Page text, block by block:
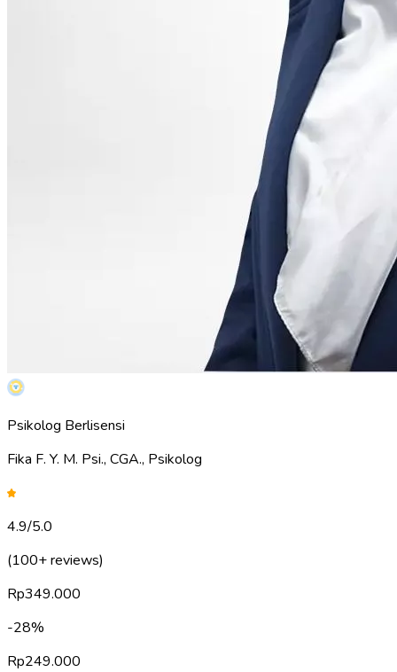
Psikolog Berlisensi
Fika F. Y. M. Psi., CGA., Psikolog
4.9/5.0
(100+ reviews)
Rp349.000
-28%
Rp249.000